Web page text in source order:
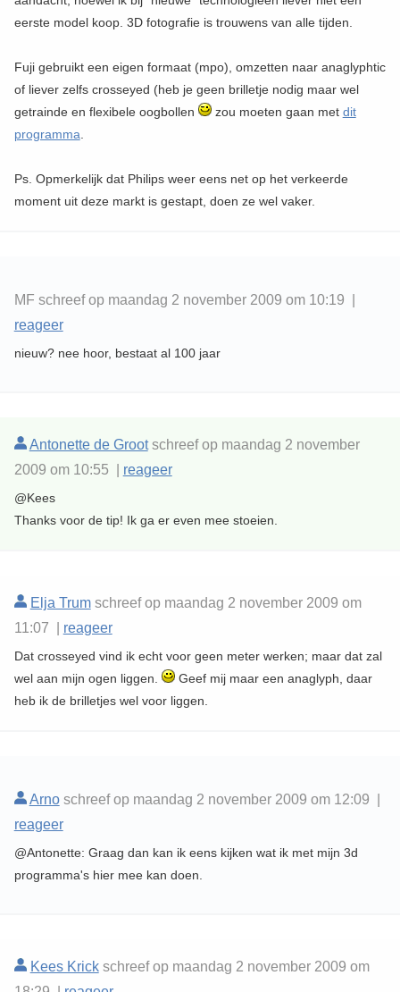
eerste model koop. 3D fotografie is trouwens van alle tijden.
Fuji gebruikt een eigen formaat (mpo), omzetten naar anaglyphtic
of liever zelfs crosseyed (heb je geen brilletje nodig maar wel
getrainde en flexibele oogbollen
zou moeten gaan met dit
programma
Ps. Opmerkelijk dat Philips weer eens net op het verkeerde
moment uit deze markt is gestapt, doen ze wel vaker.
MF schreef op maandag 2 november 2009 om 10:19 |
reageer
nieuw? nee hoor, bestaat al 100 jaar
Antonette de Grootschreef op maandag 2 november
2009 om 10:55 | reageer
@Kees
Thanks voor de tip! Ik ga er even mee stoeien.
Elja Trumschreef op maandag 2 november 2009 om
11:07 | reageer
Dat crosseyed vind ik echt voor geen meter werken; maar dat zal
wel aan mijn ogen liggen.
Geef mij maar een anaglyph, daar
heb ik de brilletjes wel voor liggen.
Arnoschreef op maandag 2 november 2009 om 12:09 |
reageer
@Antonette: Graag dan kan ik eens kijken wat ik met mijn 3d
programma's hier mee kan doen.
Kees Krickschreef op maandag 2 november 2009 om